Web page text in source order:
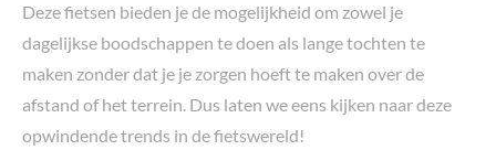
Deze fietsen bieden je de mogelijkheid om zowel je
dagelijkse boodschappen te doen als lange tochten te
maken zonder dat je je zorgen hoeft te maken over de
afstand of het terrein. Dus laten we eens kijken naar deze
opwindende trends in de fietswereld!